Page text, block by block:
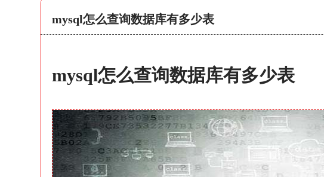
mysql怎么查询数据库有多少表
mysql怎么查询数据库有多少表